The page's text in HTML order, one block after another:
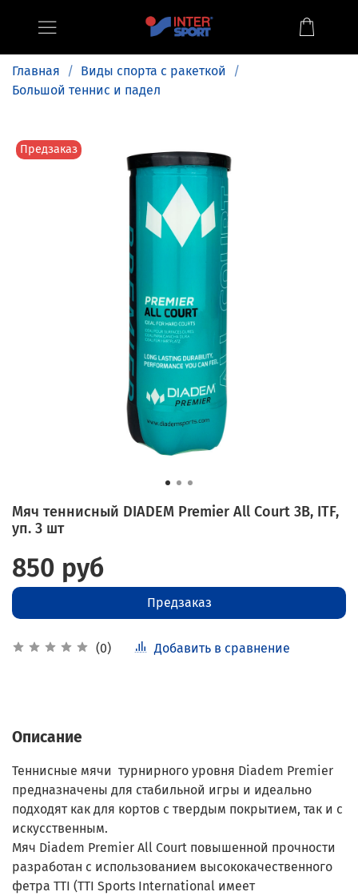
Главная
Виды спорта с ракеткой
Большой теннис и падел
Предзаказ
Мяч теннисный DIADEM Premier All Court 3B, ITF,
уп. 3 шт
(0) Добавить в сравнение
850 руб
Предзаказ
Описание
Теннисные мячи турнирного уровня Diadem Premier
предназначены для стабильной игры и идеально
подходят как для кортов с твердым покрытием, так и с
искусственным.
Мяч Diadem Premier All Court повышенной прочности
разработан с использованием высококачественного
фетра TTI (TTI Sports International имеет